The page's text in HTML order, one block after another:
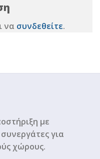
να συνδεθείτε.
με
για
χώρους.